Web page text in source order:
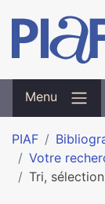
Menu
PIAF
Votre
Tri,